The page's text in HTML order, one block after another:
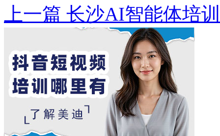
上一篇 长沙AI智能体培